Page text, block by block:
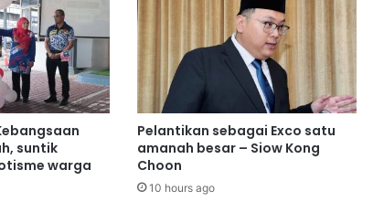
suntik
warga
Pelantikan sebagai Exco satu
amanah besar – Siow Kong
Choon
10 hours ago